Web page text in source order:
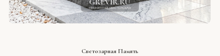
Светозарная Память